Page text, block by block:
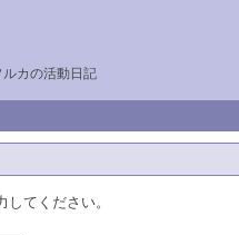
カの活動日記
てください。